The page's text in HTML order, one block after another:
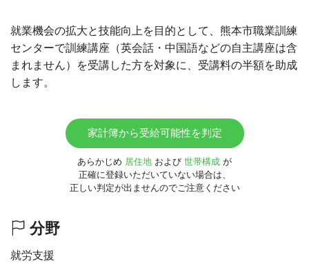
就業機会の拡大と技能向上を目的として、熊本市職業訓練
センターで訓練講座（英会話・中国語などの自主講座は含
まれません）を受講した方を対象に、受講料の半額を助成
します。
家計簿から受給可能性を判定
あらかじめ 居住地 および 世帯構成 が
正確に登録いただいていない場合は、
正しい判定が出ませんのでご注意ください
分野
就労支援